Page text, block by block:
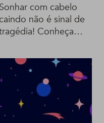
Sonhar com cabelo
caindo não é sinal de
Conheça